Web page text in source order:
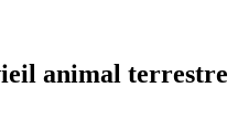
animal terrestre